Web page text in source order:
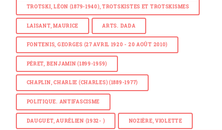
TROTSKI, LÉON (1879-1940), TROTSKISTES ET TROTSKISMES
LAISANT, MAURICE ARTS. DADA
FONTENIS, GEORGES (27 AVRIL 1920 - 20 AOÛT 2010)
PÉRET, BENJAMIN (1899-1959)
CHAPLIN, CHARLIE (CHARLES) (1889-1977)
POLITIQUE. ANTIFASCISME
DAUGUET, AURÉLIEN (1932- ) NOZIÈRE, VIOLETTE